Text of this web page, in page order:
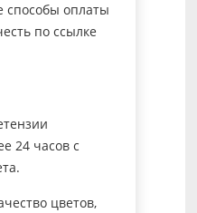
способы оплаты
по ссылке
24 часов с
цветов,